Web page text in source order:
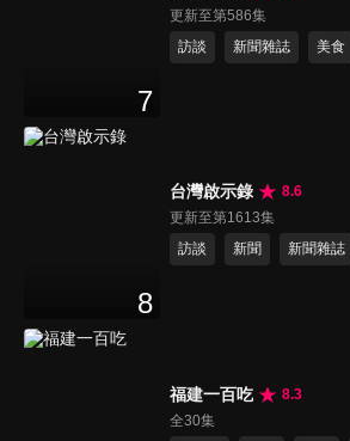
7
更新至第586集
訪談
新聞雜誌 美食
8
台灣啟示錄
8.6
更新至第1613集
訪談
新聞 新聞雜誌
福建一百吃
8.3
全30集